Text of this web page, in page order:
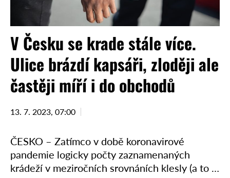
V Česku se krade stále více.
Ulice brázdí kapsáři, zloději ale
častěji míří i do obchodů
13. 7. 2023, 07:00
ČESKO – Zatímco v době koronavirové
pandemie logicky počty zaznamenaných
krádeží v meziročních srovnáních klesly (a to i